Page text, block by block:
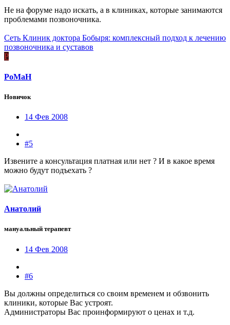
Не на форуме надо искать, а в клиниках, которые занимаются
проблемами позвоночника.
Сеть Клиник доктора Бобыря: комплексный подход к лечению
позвоночника и суставов
P
PoMaH
Новичок
14 Фев 2008
#5
Извените а консультация платная или нет ? И в какое время
можно будут подъехать ?
Анатолий
мануальный терапевт
14 Фев 2008
#6
Вы должны определиться со своим временем и обзвонить
клиники, которые Вас устроят.
Администраторы Вас проинформируют о ценах и т.д.